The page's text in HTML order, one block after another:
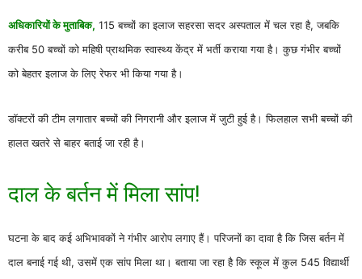
अधिकारियों के मुताबिक, 115 बच्चों का इलाज सहरसा सदर अस्पताल में चल रहा है, जबकि
करीब 50 बच्चों को महिषी प्राथमिक स्वास्थ्य केंद्र में भर्ती कराया गया है। कुछ गंभीर बच्चों
को बेहतर इलाज के लिए रेफर भी किया गया है।
डॉक्टरों की टीम लगातार बच्चों की निगरानी और इलाज में जुटी हुई है। फिलहाल सभी बच्चों की
हालत खतरे से बाहर बताई जा रही है।
दाल के बर्तन में मिला सांप!
घटना के बाद कई अभिभावकों ने गंभीर आरोप लगाए हैं। परिजनों का दावा है कि जिस बर्तन में
दाल बनाई गई थी, उसमें एक सांप मिला था। बताया जा रहा है कि स्कूल में कुल 545 विद्यार्थी